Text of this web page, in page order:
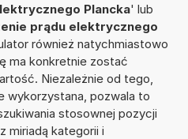
Plancka' lub
prądu elektrycznego
również natychmiastowo
ma konkretnie zostać
Niezależnie od tego,
wykorzystana, pozwala to
stosownej pozycji
miriadą kategorii i